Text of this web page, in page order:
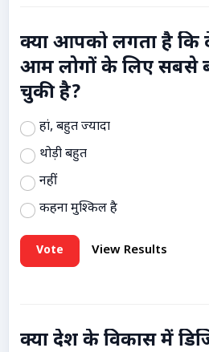
क्या आपको लगता है कि
आम लोगों के लिए सबसे
चुकी है?
हां, बहुत ज्यादा
थोड़ी बहुत
नहीं
कहना मुश्किल है
Vote View Results
क्या देश के विकास में